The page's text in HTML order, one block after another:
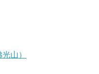
山）